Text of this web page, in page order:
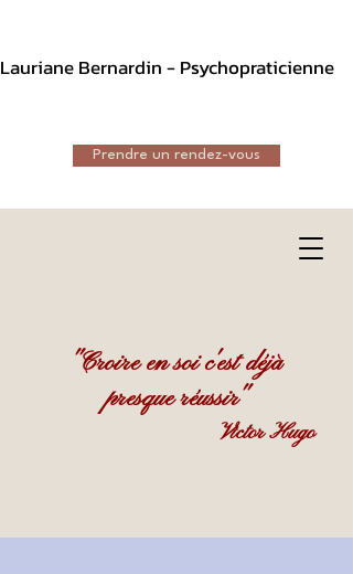
Lauriane Bernardin - Psychopraticienne
Prendre un rendez-vous
"Croire en soi c'est déjà
presque réussir"
Victor Hugo